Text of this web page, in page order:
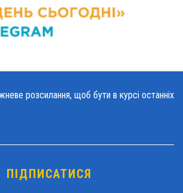
розсилання, щоб бути в курсі останніх